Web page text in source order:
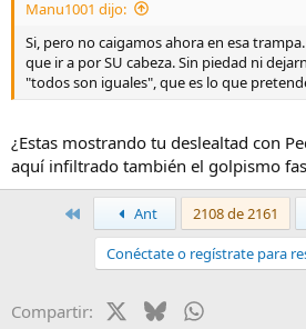
Manu1001 dijo:
Si, pero no caigamos ahora en esa
que ir a por SU cabeza. Sin piedad ni
"todos son iguales", que es lo que
¿Estas mostrando tu deslealtad con
aquí infiltrado también el golpismo
PrimeroAnt 2108 de 2161
Conéctate o regístrate para
Compartir: BlueskyWhatsApp